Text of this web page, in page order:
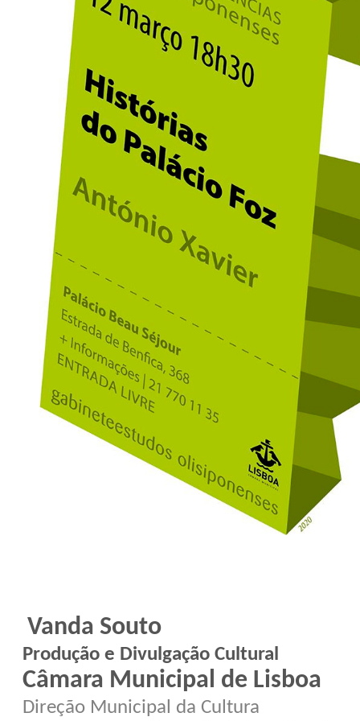
Vanda Souto
Produção e Divulgação Cultural
Câmara Municipal de Lisboa
Direção Municipal da Cultura